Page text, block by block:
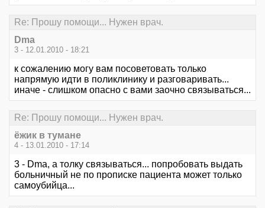
Re: Прошу помощи... Нужен врач.
Dma
3 - 12.01.2010 - 18:21
к сожалению могу вам посоветовать только
напрямую идти в поликлинику и разговаривать...
иначе - слишком опасно с вами заочно связываться...
Re: Прошу помощи... Нужен врач.
ёжик в тумане
4 - 13.01.2010 - 17:14
3 - Dma, а толку связываться... попробовать выдать
больничный не по прописке пациента может только
самоубийца...